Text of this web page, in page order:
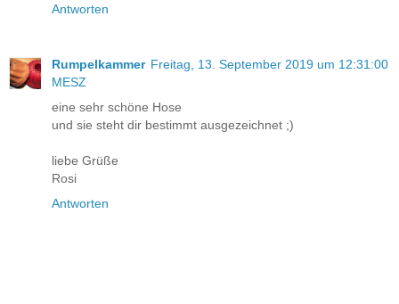
Antworten
Rumpelkammer Freitag, 13. September 2019 um 12:31:00
MESZ
eine sehr schöne Hose
und sie steht dir bestimmt ausgezeichnet ;)
liebe Grüße
Rosi
Antworten